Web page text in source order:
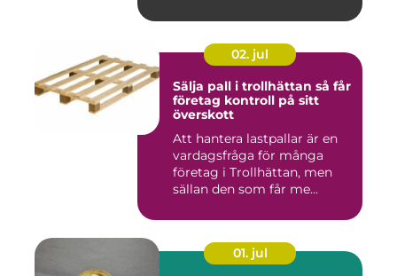
02. jul
Sälja pall i trollhättan så får
företag kontroll på sitt
överskott
Att hantera lastpallar är en
vardagsfråga för många
företag i Trollhättan, men
sällan den som får me...
01. jul